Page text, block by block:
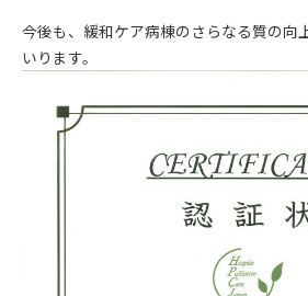
今後も、緩和ケア病棟のさらなる質の向
いります。